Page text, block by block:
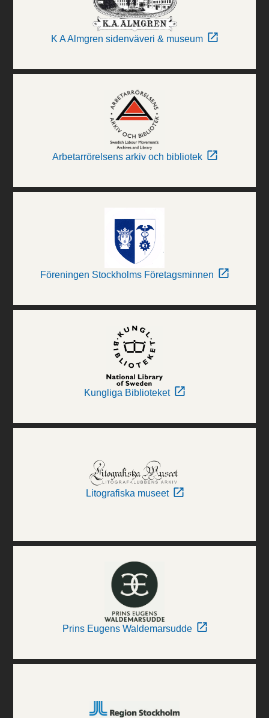
K A Almgren sidenväveri & museum
Arbetarrörelsens arkiv och bibliotek
Föreningen Stockholms Företagsminnen
Kungliga Biblioteket
Litografiska museet
Prins Eugens Waldemarsudde